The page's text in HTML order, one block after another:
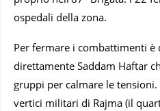
ospedali della zona.
Per fermare i combattimenti
direttamente Saddam Haftar
gruppi per calmare le
vertici militari di Rajma (il